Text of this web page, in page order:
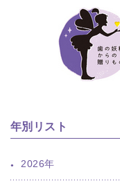
年別リスト
2026年